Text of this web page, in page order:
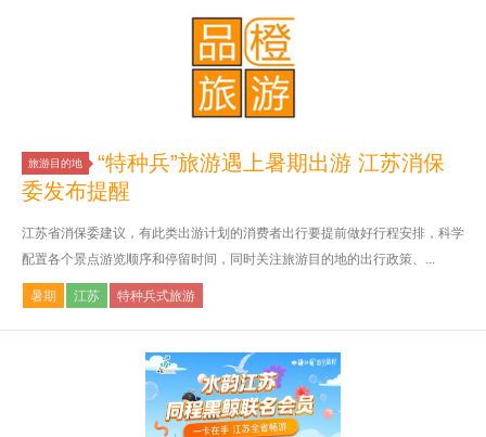
旅游目的地
“特种兵”旅游遇上暑期出游 江苏消保
委发布提醒
江苏省消保委建议，有此类出游计划的消费者出行要提前做好行程安排，科学
配置各个景点游览顺序和停留时间，同时关注旅游目的地的出行政策、...
暑期 江苏 特种兵式旅游